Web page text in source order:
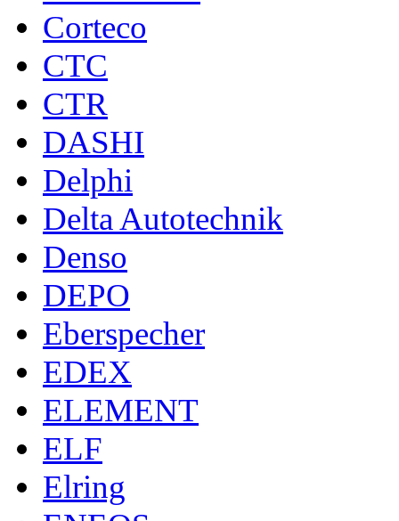
Corteco
CTC
CTR
DASHI
Delphi
Delta Autotechnik
Denso
DEPO
Eberspecher
EDEX
ELEMENT
ELF
Elring